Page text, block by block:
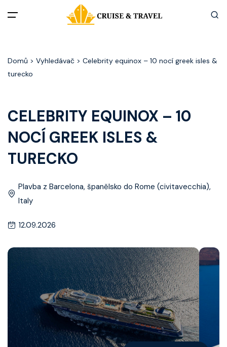
Akční nabídky
Zážitky z plaveb
Užitečné informace
Články
Vyhledat plavbu
Domů > Vyhledávač > Celebrity equinox – 10 nocí greek isles &
turecko
CELEBRITY EQUINOX – 10
NOCÍ GREEK ISLES &
TURECKO
Plavba z Barcelona, španělsko do Rome (civitavecchia),
Italy
12.09.2026